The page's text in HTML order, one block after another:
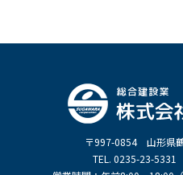
〒997-0854 山形県
TEL. 0235-23-5331